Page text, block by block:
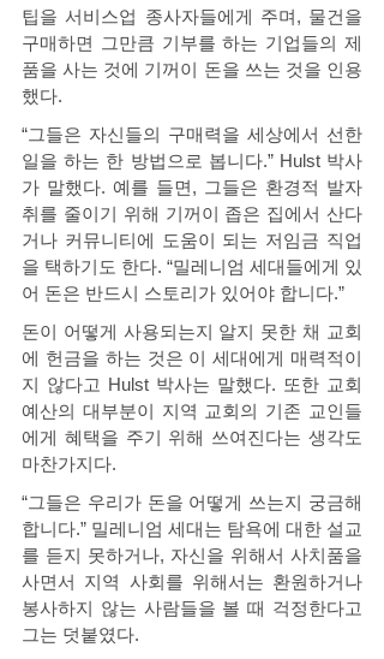
팁을 서비스업 종사자들에게 주며, 물건을
구매하면 그만큼 기부를 하는 기업들의 제
품을 사는 것에 기꺼이 돈을 쓰는 것을 인용
했다.
“그들은 자신들의 구매력을 세상에서 선한
일을 하는 한 방법으로 봅니다.” Hulst 박사
가 말했다. 예를 들면, 그들은 환경적 발자
취를 줄이기 위해 기꺼이 좁은 집에서 산다
거나 커뮤니티에 도움이 되는 저임금 직업
을 택하기도 한다. “밀레니엄 세대들에게 있
어 돈은 반드시 스토리가 있어야 합니다.”
돈이 어떻게 사용되는지 알지 못한 채 교회
에 헌금을 하는 것은 이 세대에게 매력적이
지 않다고 Hulst 박사는 말했다. 또한 교회
예산의 대부분이 지역 교회의 기존 교인들
에게 혜택을 주기 위해 쓰여진다는 생각도
마찬가지다.
“그들은 우리가 돈을 어떻게 쓰는지 궁금해
합니다.” 밀레니엄 세대는 탐욕에 대한 설교
를 듣지 못하거나, 자신을 위해서 사치품을
사면서 지역 사회를 위해서는 환원하거나
봉사하지 않는 사람들을 볼 때 걱정한다고
그는 덧붙였다.